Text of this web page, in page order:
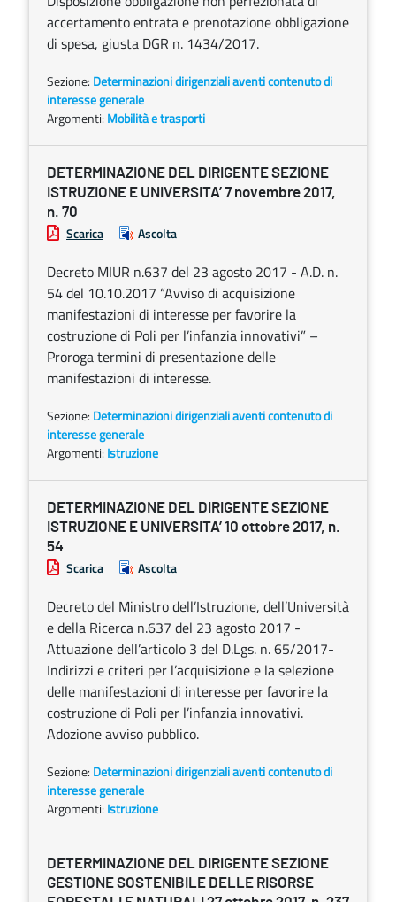
accertamento entrata e prenotazione obbligazione
di spesa, giusta DGR n. 1434/2017.
Sezione: Determinazioni dirigenziali aventi contenuto di
interesse generale
Argomenti: Mobilità e trasporti
DETERMINAZIONE DEL DIRIGENTE SEZIONE
ISTRUZIONE E UNIVERSITA’ 7 novembre 2017,
n. 70
Scarica Ascolta
Decreto MIUR n.637 del 23 agosto 2017 - A.D. n.
54 del 10.10.2017 “Avviso di acquisizione
manifestazioni di interesse per favorire la
costruzione di Poli per l’infanzia innovativi” –
Proroga termini di presentazione delle
manifestazioni di interesse.
Sezione: Determinazioni dirigenziali aventi contenuto di
interesse generale
Argomenti: Istruzione
DETERMINAZIONE DEL DIRIGENTE SEZIONE
ISTRUZIONE E UNIVERSITA’ 10 ottobre 2017, n.
54
Scarica Ascolta
Decreto del Ministro dell’Istruzione, dell’Università
e della Ricerca n.637 del 23 agosto 2017 -
Attuazione dell’articolo 3 del D.Lgs. n. 65/2017-
Indirizzi e criteri per l’acquisizione e la selezione
delle manifestazioni di interesse per favorire la
costruzione di Poli per l’infanzia innovativi.
Adozione avviso pubblico.
Sezione: Determinazioni dirigenziali aventi contenuto di
interesse generale
Argomenti: Istruzione
DETERMINAZIONE DEL DIRIGENTE SEZIONE
GESTIONE SOSTENIBILE DELLE RISORSE